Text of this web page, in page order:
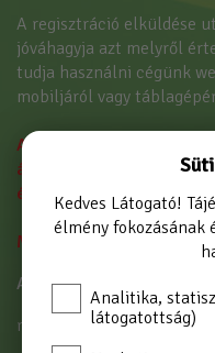
A regisztráció elküldése
jóváhagyja azt melyről
tudja használni cégünk
mobiljáról vagy
A webáruházban
árak, amelyek csak és
érvényesek!
Minimum rendelési érték:
A vásárlástól már csak a
regisztráció
Kedves Látogató!
élmény fokozásának
Analitika,
látogatottság)